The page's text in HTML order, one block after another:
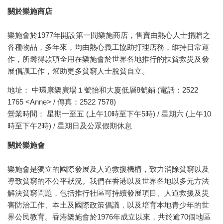
關於樂施商店
樂施會於1977年開設第一間樂施商店，售賣由熱心人士捐贈之
各種物品，多年來，均由熱心義工協助打理店務，維持日常運
作，所籌得款項全用在樂施會於世界各地推行的扶貧救災及發
展倡議工作，幫助更多貧窮人士脫貧自立。
地址： 中環康樂廣場１號怡和大廈低層8號鋪 (電話：2522
1765 <Anne> / 傳真：2522 7578)
營業時間： 星期一至五 (上午10時至下午5時) / 星期六 (上午10
時至下午2時) / 星期日及公眾假期休息
關於樂施會
樂施會是獨立的國際發展及人道救援機構，致力消除貧窮以及
導致貧窮的不公平狀況。我們在香港以及世界各地以多元方法
解決貧窮問題，包括推行社區可持續發展項目、人道救援及災
害防治工作、本土及國際政策倡議，以及培育本地青少年的世
界公民教育。香港樂施會於1976年成立以來，共於逾70個地區